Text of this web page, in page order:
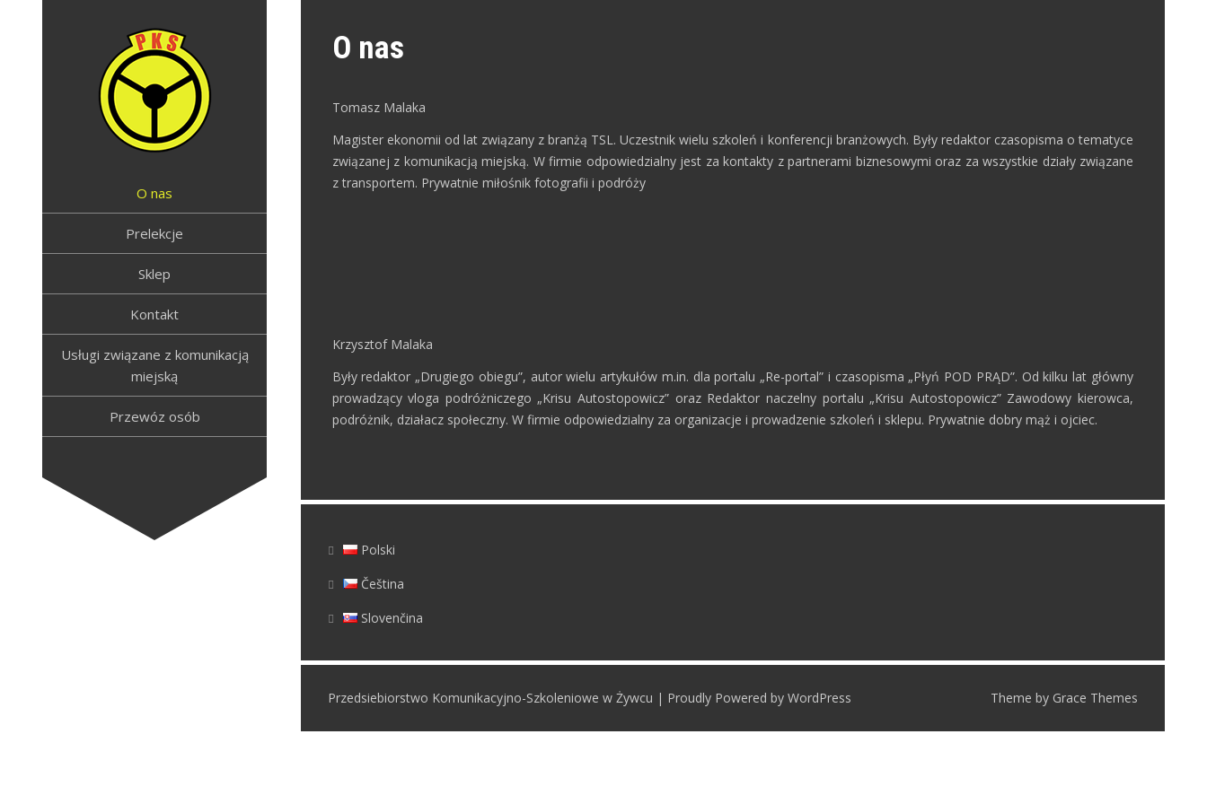
KOMUNIKACYJNO-
SZKOLENIOWE W
ŻYWCU
Szkoleniowe w Żywcu
O nas
Prelekcje
Sklep
Kontakt
Usługi związane z komunikacją
miejską
Przewóz osób
O nas
Tomasz Malaka
Magister ekonomii od lat związany z branżą TSL. Uczestnik wielu szkoleń i konferencji branżowych. Były redaktor czasopisma o tematyce
związanej z komunikacją miejską. W firmie odpowiedzialny jest za kontakty z partnerami biznesowymi oraz za wszystkie działy związane
z transportem. Prywatnie miłośnik fotografii i podróży
Krzysztof Malaka
Były redaktor „Drugiego obiegu”, autor wielu artykułów m.in. dla portalu „Re-portal” i czasopisma „Płyń POD PRĄD”. Od kilku lat główny
prowadzący vloga podróżniczego „Krisu Autostopowicz” oraz Redaktor naczelny portalu „Krisu Autostopowicz” Zawodowy kierowca,
podróżnik, działacz społeczny. W firmie odpowiedzialny za organizacje i prowadzenie szkoleń i sklepu. Prywatnie dobry mąż i ojciec.
Polski
Čeština
Slovenčina
Przedsiebiorstwo Komunikacyjno-Szkoleniowe w Żywcu | Proudly Powered by WordPress Theme by Grace Themes